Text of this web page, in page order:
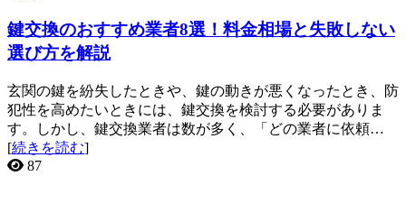
鍵交換のおすすめ業者8選！料金相場と失敗しない
選び方を解説
玄関の鍵を紛失したときや、鍵の動きが悪くなったとき、防
犯性を高めたいときには、鍵交換を検討する必要がありま
す。しかし、鍵交換業者は数が多く、「どの業者に依頼…
[続きを読む]
87